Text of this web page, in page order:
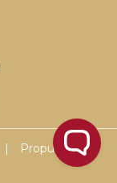
| Propulsé par